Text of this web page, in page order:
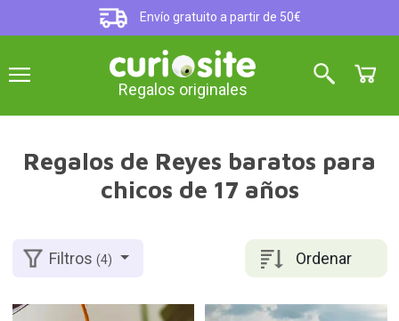
Envío gratuito a partir de 50€
Regalos originales
Regalos de Reyes baratos para
chicos de 17 años
Ordenar
Filtros(4)